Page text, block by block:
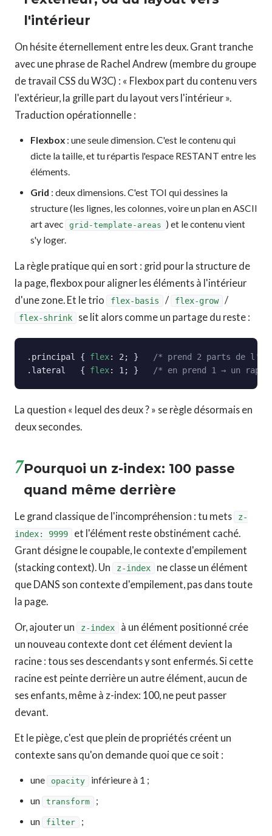
l'intérieur
On hésite éternellement entre les deux. Grant tranche
avec une phrase de Rachel Andrew (membre du groupe
de travail CSS du W3C) : « Flexbox part du contenu vers
l'extérieur, la grille part du layout vers l'intérieur ».
Traduction opérationnelle :
Flexbox : une seule dimension. C'est le contenu qui
dicte la taille, et tu répartis l'espace RESTANT entre les
éléments.
Grid : deux dimensions. C'est TOI qui dessines la
structure (les lignes, les colonnes, voire un plan en ASCII
art avec
grid-template-areas ) et le contenu vient
s'y loger.
La règle pratique qui en sort : grid pour la structure de
la page, flexbox pour aligner les éléments à l'intérieur
d'une zone. Et le trio
flex-basis / flex-grow /
flex-shrink se lit alors comme un partage du reste :
.principal { flex: 2; }
/* prend 2 parts de
.lateral   { flex: 1; } /* en prend 1 → un
La question « lequel des deux ? » se règle désormais en
deux secondes.
7Pourquoi un z-index: 100 passe
quand même derrière
Le grand classique de l'incompréhension : tu mets
z-
index: 9999
et l'élément reste obstinément caché.
Grant désigne le coupable, le contexte d'empilement
(stacking context). Un
z-index
ne classe un élément
que DANS son contexte d'empilement, pas dans toute
la page.
Or, ajouter un z-index
à un élément positionné crée
un nouveau contexte dont cet élément devient la
racine : tous ses descendants y sont enfermés. Si cette
racine est peinte derrière un autre élément, aucun de
ses enfants, même à z-index: 100, ne peut passer
devant.
Et le piège, c'est que plein de propriétés créent un
contexte sans qu'on demande quoi que ce soit :
une opacity
inférieure à 1 ;
un
transform
;
un
filter
;